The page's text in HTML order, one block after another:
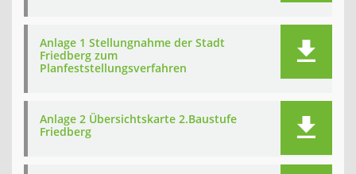
Anlage 1 Stellungnahme der Stadt
Friedberg zum
Planfeststellungsverfahren
Anlage 2 Übersichtskarte 2.Baustufe
Friedberg